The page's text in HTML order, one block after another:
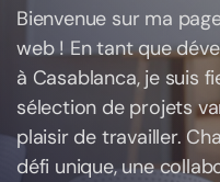
Bienvenue sur ma
web ! En tant que
à Casablanca, je suis
sélection de projets
plaisir de travailler.
défi unique, une